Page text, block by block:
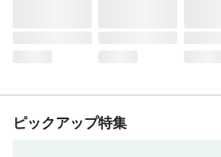
ピックアップ特集